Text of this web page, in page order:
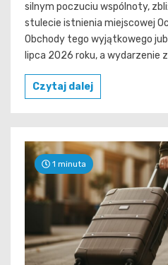
silnym poczuciu wspólnoty,
stulecie istnienia miejscowej
Obchody tego wyjątkowego
lipca 2026 roku, a wydarzenie
Czytaj dalej
1 minuta